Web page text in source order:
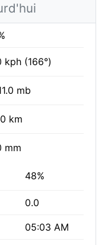
kph (166°)
mb
km
mm
48%
0.0
05:03 AM